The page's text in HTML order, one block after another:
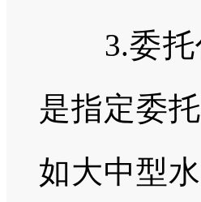
3.委托代
是指定委
如大中型